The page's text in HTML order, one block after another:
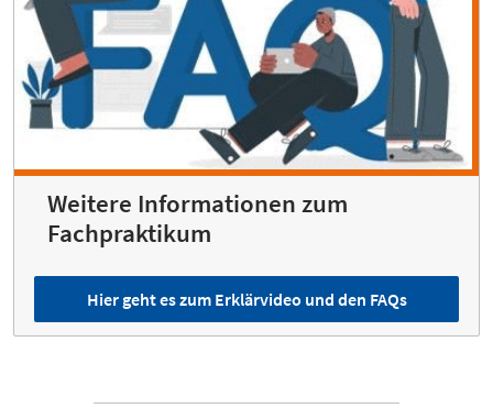
Weitere Informationen zum
Fachpraktikum
Hier geht es zum Erklärvideo und den FAQs